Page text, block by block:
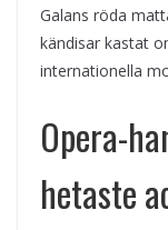
Galans röda
kändisar kastat
internationella
Opera-
hetaste